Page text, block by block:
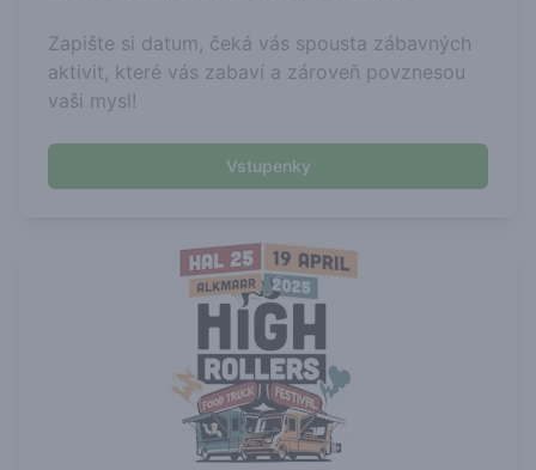
Zapište si datum, čeká vás spousta zábavných
aktivit, které vás zabaví a zároveň povznesou
vaši mysl!
Vstupenky